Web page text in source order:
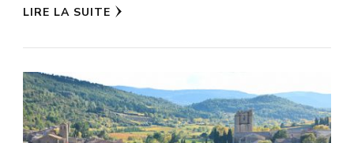
LIRE LA SUITE